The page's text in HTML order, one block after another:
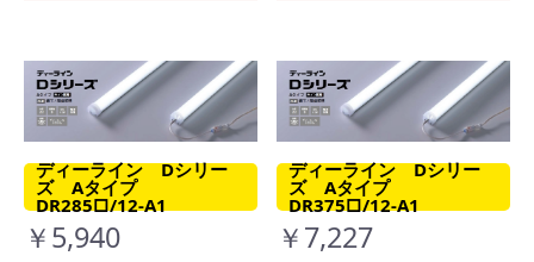
ディーライン Dシリー
ズ Aタイプ
DR285□/12-A1
￥5,940
ディーライン Dシリー
ズ Aタイプ
DR375□/12-A1
￥7,227